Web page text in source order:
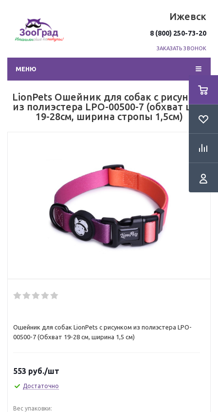
Ижевск
8 (800) 250-73-20
ЗАКАЗАТЬ ЗВОНОК
МЕНЮ
LionPets Ошейник для собак с рисунком
из полиэстера LPO-00500-7 (обхват шеи
19-28см, ширина стропы 1,5см)
Ошейник для собак LionPets с рисунком из полиэстера LPO-
00500-7 (Обхват 19-28 см, ширина 1,5 см)
553 руб./шт
Достаточно
Вес упаковки: